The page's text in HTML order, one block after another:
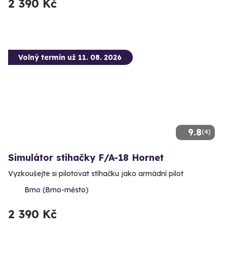
2 390 Kč
9.8(4)
Volný termín už 11. 08. 2026
Simulátor stíhačky F/A-18 Hornet
Vyzkoušejte si pilotovat stíhačku jako armádní pilot
Brno (Brno-město)
2 390 Kč